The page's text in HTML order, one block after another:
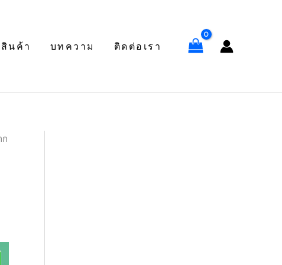
สินค้า บทความ ติดต่อเรา
ก